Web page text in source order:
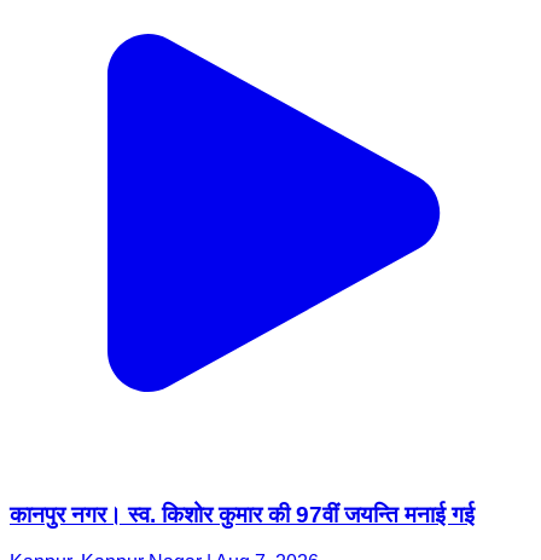
कानपुर नगर। स्व. किशोर कुमार की 97वीं जयन्ति मनाई गई